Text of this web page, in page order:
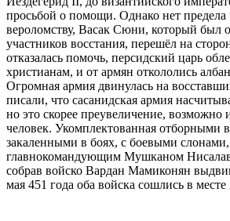
просьбой о помощи. Однако нет предела
вероломству, Васак Сюни, который был
участников восстания, перешёл на
отказалась помочь, персидский царь
христианам, и от армян откололись
Огромная армия двинулась на
писали, что сасанидская армия
но это скорее преувеличение, возможно
человек. Укомплектованная отборными
закаленными в боях, с боевыми
главнокомандующим Мушканом
собрав войско Вардан Мамиконян
мая 451 года оба войска сошлись в